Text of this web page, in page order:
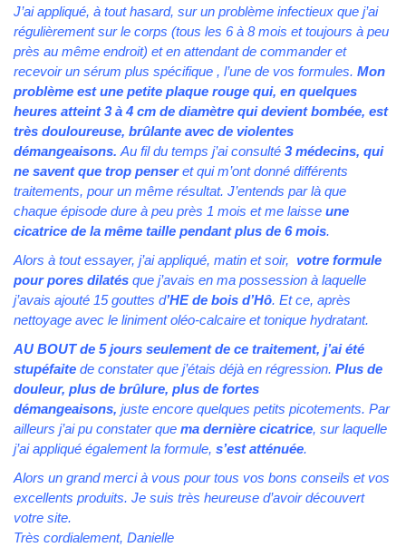
J’ai appliqué, à tout hasard, sur un problème infectieux que j’ai
régulièrement sur le corps (tous les 6 à 8 mois et toujours à peu
près au même endroit) et en attendant de commander et
recevoir un sérum plus spécifique , l’une de vos formules. Mon
problème est une petite plaque rouge qui, en quelques
heures atteint 3 à 4 cm de diamètre qui devient bombée, est
très douloureuse, brûlante avec de violentes
démangeaisons. Au fil du temps j’ai consulté 3 médecins, qui
ne savent que trop penseret qui m’ont donné différents
traitements, pour un même résultat. J’entends par là que
chaque épisode dure à peu près 1 mois et me laisse une
cicatrice de la même taille pendant plus de 6 mois.
Alors à tout essayer, j’ai appliqué, matin et soir, votre formule
pour pores dilatés que j’avais en ma possession à laquelle
j’avais ajouté 15 gouttes d’HE de bois d’Hô. Et ce, après
nettoyage avec le liniment oléo-calcaire et tonique hydratant.
AU BOUT de 5 jours seulement de ce traitement, j’ai été
stupéfaite de constater que j’étais déjà en régression. Plus de
douleur, plus de brûlure, plus de fortes
démangeaisons, juste encore quelques petits picotements. Par
ailleurs j’ai pu constater que ma dernière cicatrice, sur laquelle
j’ai appliqué également la formule, s’est atténuée.
Alors un grand merci à vous pour tous vos bons conseils et vos
excellents produits. Je suis très heureuse d’avoir découvert
votre site.
Très cordialement, Danielle